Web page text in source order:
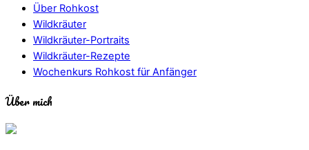
Über Rohkost
Wildkräuter
Wildkräuter-Portraits
Wildkräuter-Rezepte
Wochenkurs Rohkost für Anfänger
Über mich